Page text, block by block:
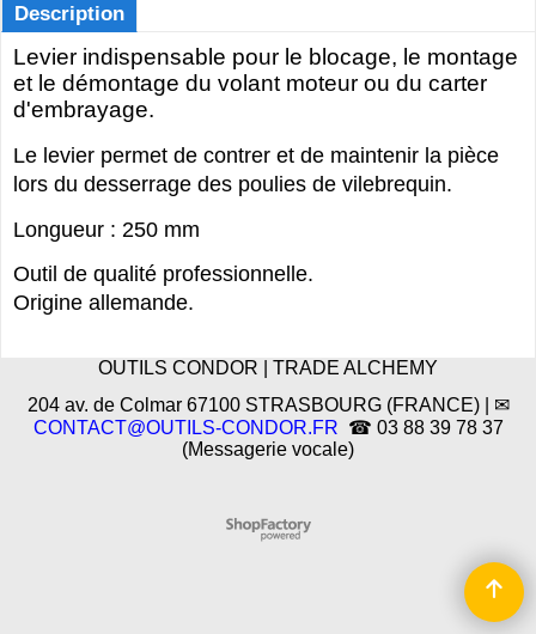
Description
Levier indispensable pour le blocage, le montage
et le démontage du volant moteur ou du carter
d'embrayage.
Le levier permet de contrer et de maintenir la pièce
lors du desserrage des poulies de vilebrequin.
Longueur : 250 mm
Outil de qualité professionnelle.
Origine allemande.
OUTILS CONDOR | TRADE ALCHEMY
204 av. de Colmar 67100 STRASBOURG (FRANCE) | ✉
CONTACT@OUTILS-CONDOR.FR ☎ 03 88 39 78 37
(Messagerie vocale)
Boutique en ligne créés
avec le logiciel